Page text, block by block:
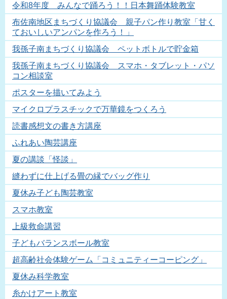
令和8年度 みんなで踊ろう！！日本舞踊体験教室
布佐南地区まちづくり協議会 親子パン作り教室「甘く
ておいしいアンパンを作ろう！」
我孫子南まちづくり協議会 ペットボトルで貯金箱
我孫子南まちづくり協議会 スマホ・タブレット・パソ
コン相談室
ポスターを描いてみよう
マイクロプラスチックで万華鏡をつくろう
読書感想文の書き方講座
ふれあい陶芸講座
夏の講談「怪談」
縫わずに仕上げる畳の縁でバッグ作り
夏休み子ども陶芸教室
スマホ教室
上級救命講習
子どもバランスボール教室
超高齢社会体験ゲーム「コミュニティーコーピング」
夏休み科学教室
糸かけアート教室